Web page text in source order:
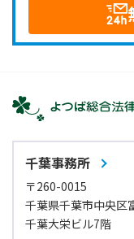
千葉事務所
〒260-0015
千葉県千葉市中央区
千葉大栄ビル7階